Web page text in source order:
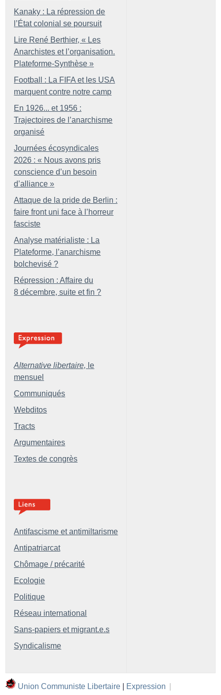
Kanaky : La répression de
l’État colonial se poursuit
Lire René Berthier, « Les
Anarchistes et l’organisation.
Plateforme-Synthèse »
Football : La FIFA et les USA
marquent contre notre camp
En 1926... et 1956 :
Trajectoires de l’anarchisme
organisé
Journées écosyndicales
2026 : « Nous avons pris
conscience d’un besoin
d’alliance »
Attaque de la pride de Berlin :
faire front uni face à l’horreur
fasciste
Analyse matérialiste : La
Plateforme, l’anarchisme
bolchevisé ?
Répression : Affaire du
8 décembre, suite et fin ?
Alternative libertaire, le
mensuel
Communiqués
Webditos
Tracts
Argumentaires
Textes de congrès
Antifascisme et antimiltarisme
Antipatriarcat
Chômage / précarité
Ecologie
Politique
Réseau international
Sans-papiers et migrant.e.s
Syndicalisme
Union Communiste Libertaire Expression